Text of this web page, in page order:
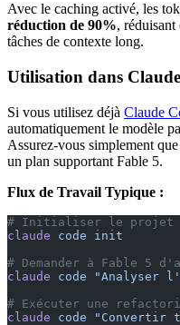
Avec le caching activé, les
réduction de 90%, réduisant
tâches de contexte long.
Utilisation dans
Si vous utilisez déjà Claude
automatiquement le modèle
Assurez-vous simplement
un plan supportant Fable 5.
Flux de Travail Typique :
# Initialiser le projet
claude code init
# Demander à Fable 5
claude code "Analyser
# Exécuter une
claude code "Convertir